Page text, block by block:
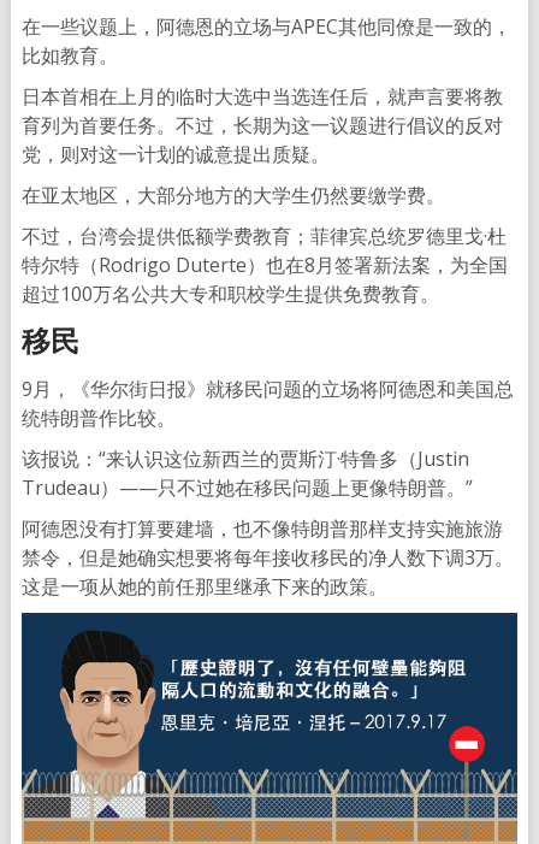
在一些议题上，阿德恩的立场与APEC其他同僚是一致的，
比如教育。
日本首相在上月的临时大选中当选连任后，就声言要将教
育列为首要任务。不过，长期为这一议题进行倡议的反对
党，则对这一计划的诚意提出质疑。
在亚太地区，大部分地方的大学生仍然要缴学费。
不过，台湾会提供低额学费教育；菲律宾总统罗德里戈·杜
特尔特（Rodrigo Duterte）也在8月签署新法案，为全国
超过100万名公共大专和职校学生提供免费教育。
移民
9月，《华尔街日报》就移民问题的立场将阿德恩和美国总
统特朗普作比较。
该报说：“来认识这位新西兰的贾斯汀·特鲁多（Justin
Trudeau）——只不过她在移民问题上更像特朗普。”
阿德恩没有打算要建墙，也不像特朗普那样支持实施旅游
禁令，但是她确实想要将每年接收移民的净人数下调3万。
这是一项从她的前任那里继承下来的政策。